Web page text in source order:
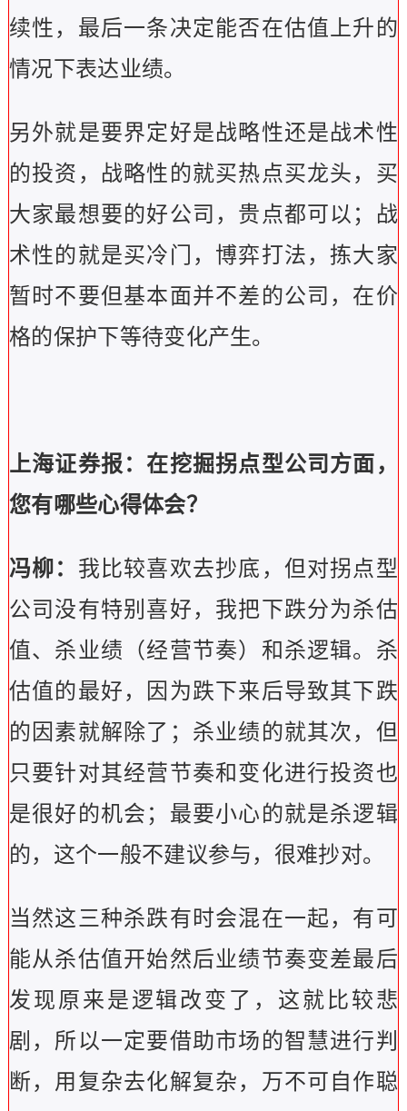
续性，最后一条决定能否在估值上升的
情况下表达业绩。
另外就是要界定好是战略性还是战术性
的投资，战略性的就买热点买龙头，买
大家最想要的好公司，贵点都可以；战
术性的就是买冷门，博弈打法，拣大家
暂时不要但基本面并不差的公司，在价
格的保护下等待变化产生。
上海证券报：在挖掘拐点型公司方面，
您有哪些心得体会？
冯柳： 我比较喜欢去抄底，但对拐点型
公司没有特别喜好，我把下跌分为杀估
值、杀业绩（经营节奏）和杀逻辑。杀
估值的最好，因为跌下来后导致其下跌
的因素就解除了；杀业绩的就其次，但
只要针对其经营节奏和变化进行投资也
是很好的机会；最要小心的就是杀逻辑
的，这个一般不建议参与，很难抄对。
当然这三种杀跌有时会混在一起，有可
能从杀估值开始然后业绩节奏变差最后
发现原来是逻辑改变了，这就比较悲
剧，所以一定要借助市场的智慧进行判
断，用复杂去化解复杂，万不可自作聪